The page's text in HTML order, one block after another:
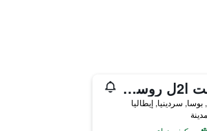
بد آند بريكفاست ا2ل روسمارينو